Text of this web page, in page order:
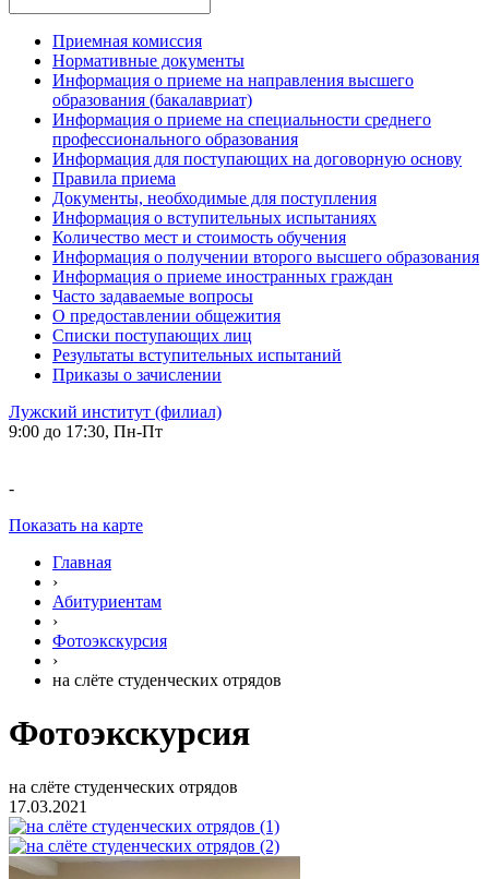
Приемная комиссия
Нормативные документы
Информация о приеме на направления высшего
образования (бакалавриат)
Информация о приеме на специальности среднего
профессионального образования
Информация для поступающих на договорную основу
Правила приема
Документы, необходимые для поступления
Информация о вступительных испытаниях
Количество мест и стоимость обучения
Информация о получении второго высшего образования
Информация о приеме иностранных граждан
Часто задаваемые вопросы
О предоставлении общежития
Списки поступающих лиц
Результаты вступительных испытаний
Приказы о зачислении
Лужский институт (филиал)
9:00 до 17:30, Пн-Пт
-
Показать на карте
Главная
›
Абитуриентам
›
Фотоэкскурсия
›
на слёте студенческих отрядов
Фотоэкскурсия
на слёте студенческих отрядов
17.03.2021